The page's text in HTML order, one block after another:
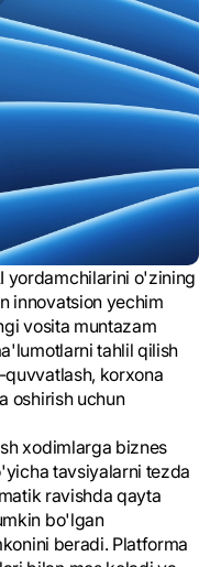
yordamchilarini o'zining
innovatsion yechim
vosita muntazam
tahlil qilish
korxona
oshirish uchun
xodimlarga biznes
tavsiyalarni tezda
ravishda qayta
bo'lgan
beradi. Platforma